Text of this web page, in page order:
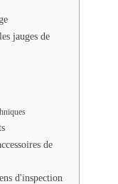
jauges de
de
d'inspection